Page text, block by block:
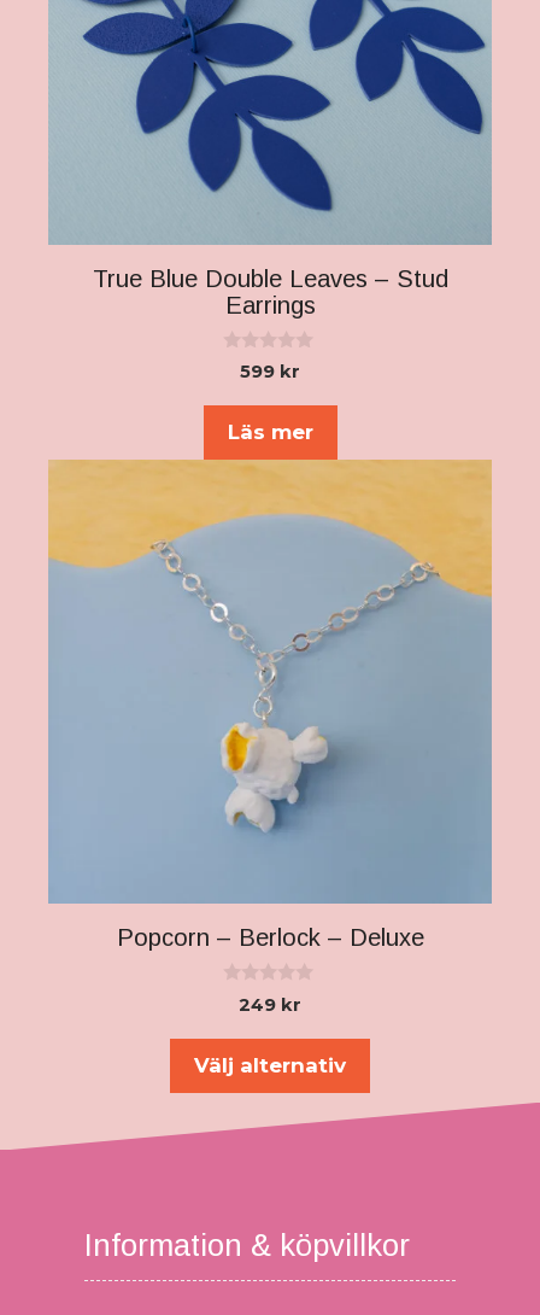
True Blue Double Leaves – Stud
Earrings
599 kr
Läs mer
Popcorn – Berlock – Deluxe
249 kr
Välj alternativ
Information & köpvillkor